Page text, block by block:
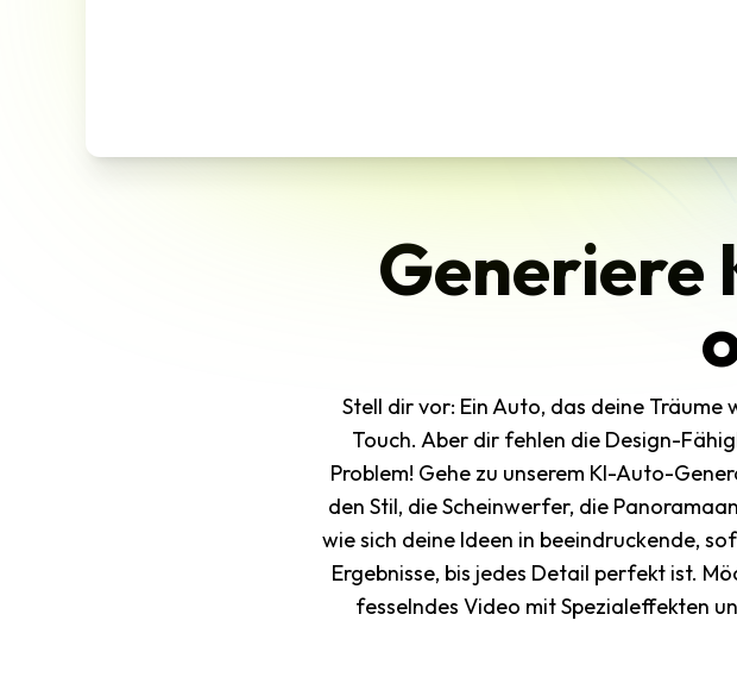
Generiere
Stell dir vor: Ein Auto, das deine
Touch. Aber dir fehlen die Design-
Problem! Gehe zu unserem KI-Auto-
den Stil, die Scheinwerfer, die
wie sich deine Ideen in beeindruckende,
Ergebnisse, bis jedes Detail perfekt ist.
fesselndes Video mit Spezialeffekten